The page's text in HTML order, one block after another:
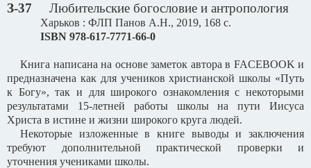
З-37 Любительские богословие и антропология
Харьков : ФЛП Панов А.Н., 2019, 168 с.
ISBN 978-617-7771-66-0
Книга написана на основе заметок автора в FACEBOOK и
предназначена как для учеников христианской школы «Путь
к Богу», так и для широкого ознакомления с некоторыми
результатами 15-летней работы школы на пути Иисуса
Христа в истине и жизни широкого круга людей.
Некоторые изложенные в книге выводы и заключения
требуют дополнительной практической проверки и
уточнения учениками школы.